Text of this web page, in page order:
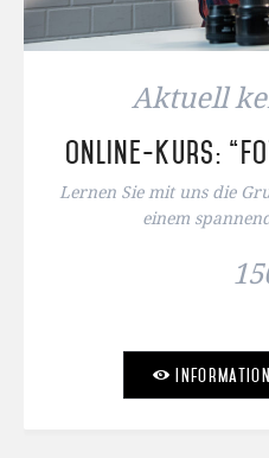
Aktuell
Online-Kurs:
Lernen Sie mit uns die
einem